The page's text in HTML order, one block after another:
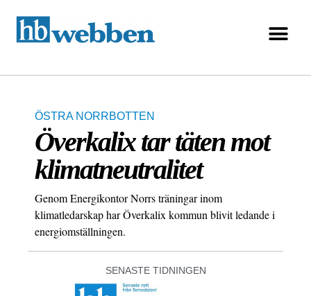
ÖSTRA NORRBOTTEN
Överkalix tar täten mot
klimatneutralitet
Genom Energikontor Norrs träningar inom
klimatledarskap har Överkalix kommun blivit ledande i
energiomställningen.
SENASTE TIDNINGEN